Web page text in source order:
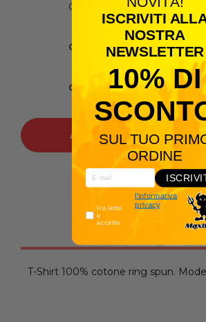
Guida alle taglie
Colore
Quantità
AGGIUNGI AL
Condividilo:
T-Shirt 100% cotone ring spun.
ISCRIVITI
NOSTRA
NEWSLETTER
10% DI
SUL TUO
ORDINE
Ho letto
e
accetto
l'informativa
privacy